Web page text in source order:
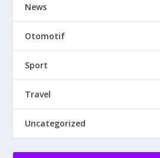
News
Otomotif
Sport
Travel
Uncategorized